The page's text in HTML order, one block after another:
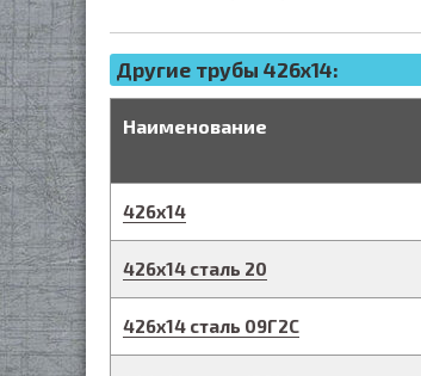
Другие трубы 426x14:
Наименование
426х14
426х14 сталь 20
426х14 сталь 09Г2С